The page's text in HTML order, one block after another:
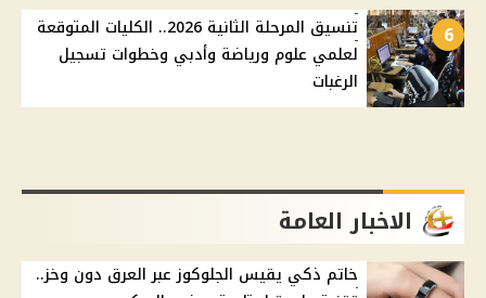
6
تنسيق المرحلة الثانية 2026.. الكليات المتوقعة
لعلمي علوم ورياضة وأدبي وخطوات تسجيل
الرغبات
الاخبار العامة
خاتم ذكي يقيس الجلوكوز عبر العرق دون وخز..